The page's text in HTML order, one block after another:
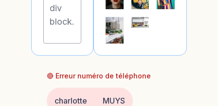
div
block.
🔴 Erreur numéro de téléphone
charlotte
MUYS